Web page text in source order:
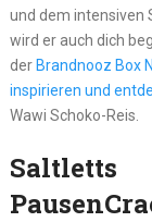
und dem intensiven
wird er auch dich
derBrandnooz Box
inspirieren und
Wawi Schoko-Reis.
Saltletts